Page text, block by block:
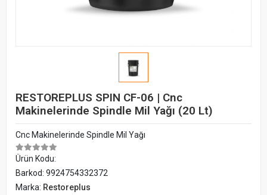
RESTOREPLUS SPIN CF-06 | Cnc
Makinelerinde Spindle Mil Yağı (20 Lt)
Cnc Makinelerinde Spindle Mil Yağı
Ürün Kodu:
Barkod: 9924754332372
Marka: Restoreplus